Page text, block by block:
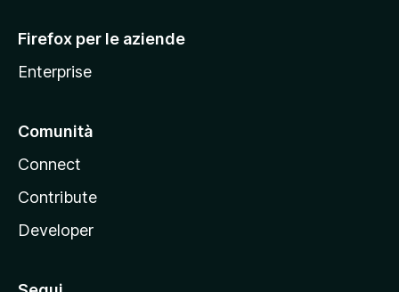
a
Firefox per le aziende
Enterprise
Comunità
Connect
Contribute
Developer